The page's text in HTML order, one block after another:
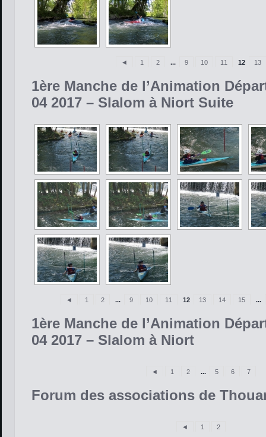
◄ 1 2 ... 9 10 11 12 13
1ère Manche de l’Animation
04 2017 – Slalom à Niort Suite
◄ 1 2 ... 9 10 11 12 13 14 15 ...
1ère Manche de l’Animation
04 2017 – Slalom à Niort
◄ 1 2 ... 5 6 7
Forum des associations de
◄ 1 2